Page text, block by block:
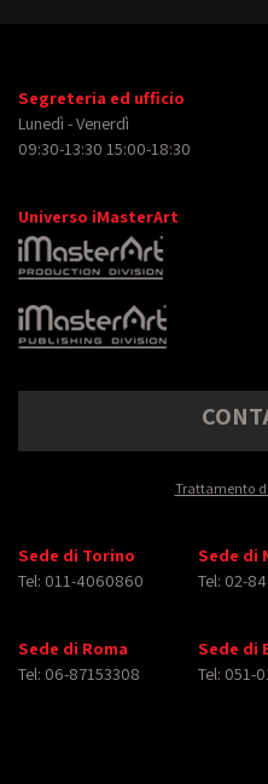
Segreteria ed ufficio
Lunedì - Venerdì
09:30-13:30 15:00-18:30
Universo iMasterArt
Trattamento
Sede di Torino
Tel: 011-4060860
Sede di
Tel: 02-
Sede di Roma
Tel: 06-87153308
Sede di
Tel: 051-